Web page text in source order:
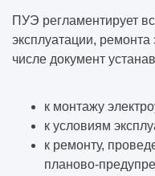
ПУЭ регламентирует
эксплуатации,
числе документ
к монтажу
к условиям
к ремонту,
планово-